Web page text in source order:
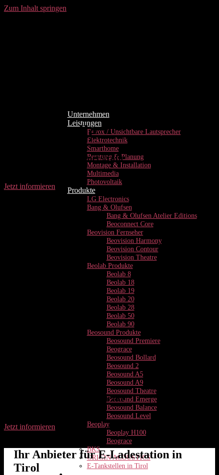
Zum Inhalt springen
Unternehmen
Leistungen
Revox / Unsichtbare Lautsprecher
Elektrotechnik
Smarthome
Beratung & Planung
Montage & Installation
Multimedia
Photovoltaik
Produkte
LG Electronics
Bang & Olufsen
Bang & Olufsen Atelier Editions
Beoconnect Core
Beovision Fernseher
Beovision Harmony
Beovision Contour
Beovision Theatre
Beolab Produkte
Beolab 8
Beolab 18
Beolab 19
Beolab 20
Beolab 28
Beolab 50
Beolab 90
Beosound Produkte
Beosound Premiere
Beograce
Beosound Bollard
Beosound 2
Beosound A5
Beosound A9
Beosound Theatre
Beosound Emerge
Beosound Balance
Beosound Level
Beoplay
Beoplay H100
Beograce
BKS
ORIGIN ACOUSTICS
E-Tankstellen in Tirol
e-Tankstelle
in Tirol – an der Rumerstraße
Jetzt informieren
in Tirol – an der Rumerstraße
Jetzt informieren
Ihr Anbieter für E-Ladestation in
Tirol